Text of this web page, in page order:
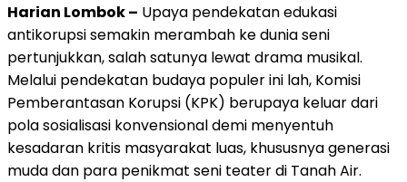
Harian Lombok – Upaya pendekatan edukasi
antikorupsi semakin merambah ke dunia seni
pertunjukkan, salah satunya lewat drama musikal.
Melalui pendekatan budaya populer ini lah, Komisi
Pemberantasan Korupsi (KPK) berupaya keluar dari
pola sosialisasi konvensional demi menyentuh
kesadaran kritis masyarakat luas, khususnya generasi
muda dan para penikmat seni teater di Tanah Air.